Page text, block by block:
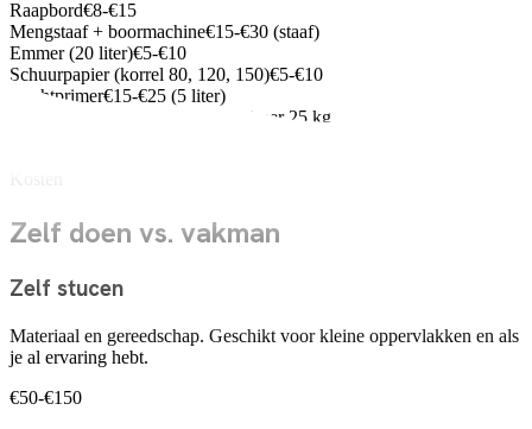
Raapbord€8-€15
Mengstaaf + boormachine€15-€30 (staaf)
Emmer (20 liter)€5-€10
Schuurpapier (korrel 80, 120, 150)€5-€10
Hechtprimer€15-€25 (5 liter)
€10-€20 per 25 kg
Zelf doen vs. vakman
Zelf stucen
Materiaal en gereedschap. Geschikt voor kleine oppervlakken en als
je al ervaring hebt.
€50-€150